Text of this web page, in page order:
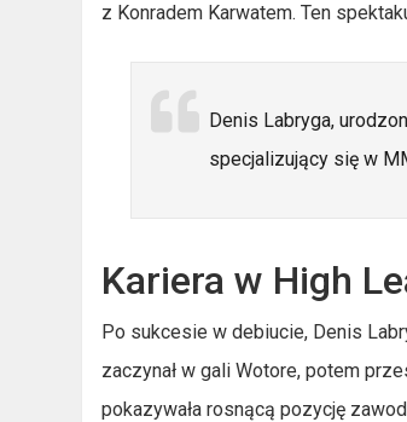
z Konradem Karwatem. Ten
Denis Labryga,
specjalizujący się w
Kariera w High
Po sukcesie w debiucie, Denis
zaczynał w gali Wotore, potem
pokazywała rosnącą pozycję